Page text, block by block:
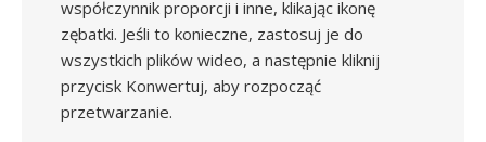
współczynnik proporcji i inne, klikając ikonę
zębatki. Jeśli to konieczne, zastosuj je do
wszystkich plików wideo, a następnie kliknij
przycisk Konwertuj, aby rozpocząć
przetwarzanie.